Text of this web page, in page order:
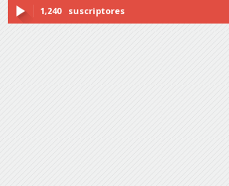
1,240 suscriptores